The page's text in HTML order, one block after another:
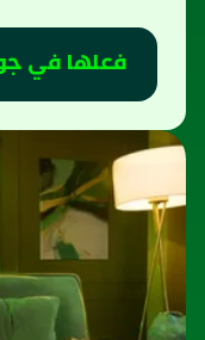
فعلها في